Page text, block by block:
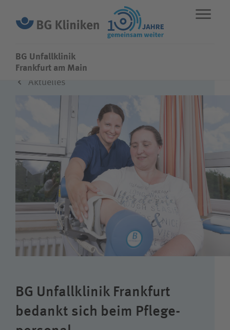
BG Unfallklinik
ENGLISH
NOTFALL
Leistungen
Über uns
Karriere
BG Unfallklinik
Frankfurt am Main
Aktuelles
BG Unfallklinik Frankfurt
bedankt sich beim Pflege­